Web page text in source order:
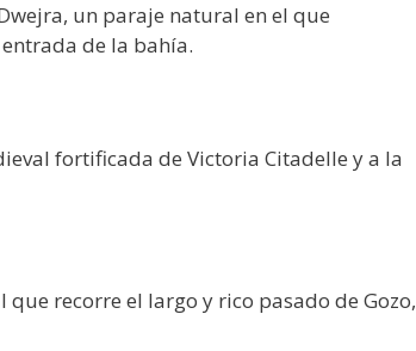
un paraje natural en el que
de la bahía.
fortificada de Victoria Citadelle y a la
recorre el largo y rico pasado de Gozo,